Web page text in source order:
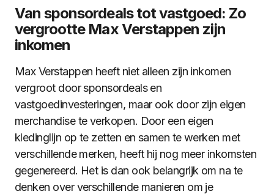
Van sponsordeals tot vastgoed: Zo
vergrootte Max Verstappen zijn
inkomen
Max Verstappen heeft niet alleen zijn inkomen
vergroot door sponsordeals en
vastgoedinvesteringen, maar ook door zijn eigen
merchandise te verkopen. Door een eigen
kledinglijn op te zetten en samen te werken met
verschillende merken, heeft hij nog meer inkomsten
gegenereerd. Het is dan ook belangrijk om na te
denken over verschillende manieren om je